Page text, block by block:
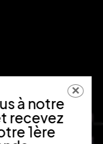
à notre
recevez
1ère
✕